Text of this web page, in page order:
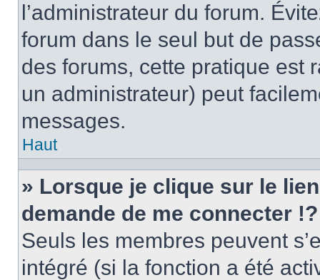
l’administrateur du forum.
forum dans le seul but de
des forums, cette pratique est
un administrateur) peut
messages.
Haut
» Lorsque je clique sur le
demande de me connecter !?
Seuls les membres peuvent
intégré (si la fonction a été